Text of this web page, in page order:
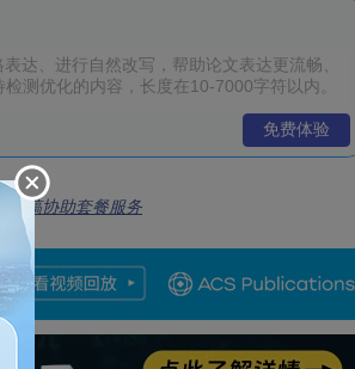
免费体验
投稿协助套餐服务